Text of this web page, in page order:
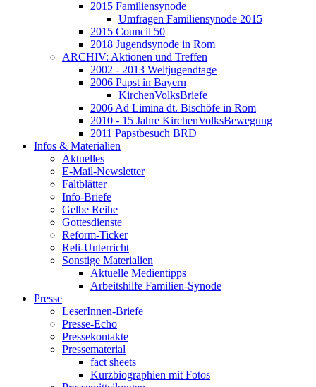
2015 Familiensynode
Umfragen Familiensynode 2015
2015 Council 50
2018 Jugendsynode in Rom
ARCHIV: Aktionen und Treffen
2002 - 2013 Weltjugendtage
2006 Papst in Bayern
KirchenVolksBriefe
2006 Ad Limina dt. Bischöfe in Rom
2010 - 15 Jahre KirchenVolksBewegung
2011 Papstbesuch BRD
Infos & Materialien
Aktuelles
E-Mail-Newsletter
Faltblätter
Info-Briefe
Gelbe Reihe
Gottesdienste
Reform-Ticker
Reli-Unterricht
Sonstige Materialien
Aktuelle Medientipps
Arbeitshilfe Familien-Synode
Presse
LeserInnen-Briefe
Presse-Echo
Pressekontakte
Pressematerial
fact sheets
Kurzbiographien mit Fotos